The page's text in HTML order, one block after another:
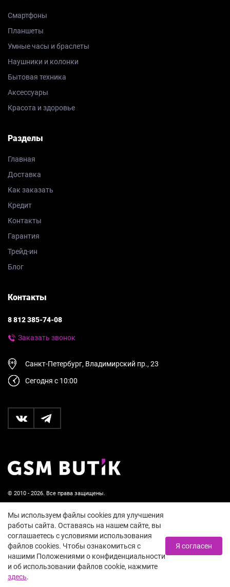
© 2010 - 2026. Все права защищены.
Пользовательское соглашение и политика
конфиденциальности
18+
Смартфоны
Планшеты
Умные часы и браслеты
Наушники и колонки
Бытовая техника
Аксессуары
Красота и здоровье
Разделы
Главная
Доставка
Как заказать
Кредит
Контакты
Гарантия
Трейд-ин
Блог
Контакты
8 812 385-74-08
Заказать звонок
Санкт-Петербург, Владимирский пр., 23
Сегодня с 10:00
Мы используем файлы cookies для улучшения
работы сайта. Оставаясь на нашем сайте, вы
соглашаетесь с условиями использования
файлов cookies. Чтобы ознакомиться с
нашими Положениями о конфиденциальности
и об использовании файлов cookie, нажмите
здесь.
Я согласен